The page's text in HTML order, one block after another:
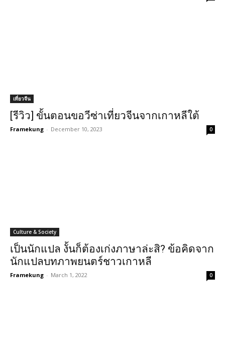
เที่ยวจีน
[รีวิว] ขั้นตอนขอวีซ่าเที่ยวจีนจากเกาหลีใต้
Framekung - December 10, 2023 0
Culture & Society
เป็นนักแปล งั้นก็ต้องเก่งภาษาล่ะสิ? ข้อคิดจาก
นักแปลบทภาพยนตร์ชาวเกาหลี
Framekung - March 1, 2022 0